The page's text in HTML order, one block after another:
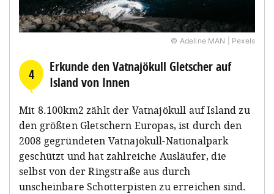
© Adeline MAN | Pexels
4
Erkunde den Vatnajökull Gletscher auf
Island von Innen
Mit 8.100km2 zählt der Vatnajökull auf Island zu
den größten Gletschern Europas, ist durch den
2008 gegründeten Vatnajökull-Nationalpark
geschützt und hat zahlreiche Ausläufer, die
selbst von der Ringstraße aus durch
unscheinbare Schotterpisten zu erreichen sind.